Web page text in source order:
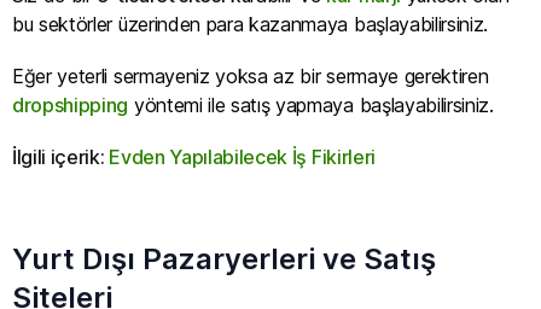
bu sektörler üzerinden para kazanmaya başlayabilirsiniz.
Eğer yeterli sermayeniz yoksa az bir sermaye gerektiren
dropshipping yöntemi ile satış yapmaya başlayabilirsiniz.
İlgili içerik: Evden Yapılabilecek İş Fikirleri
Yurt Dışı Pazaryerleri ve Satış
Siteleri